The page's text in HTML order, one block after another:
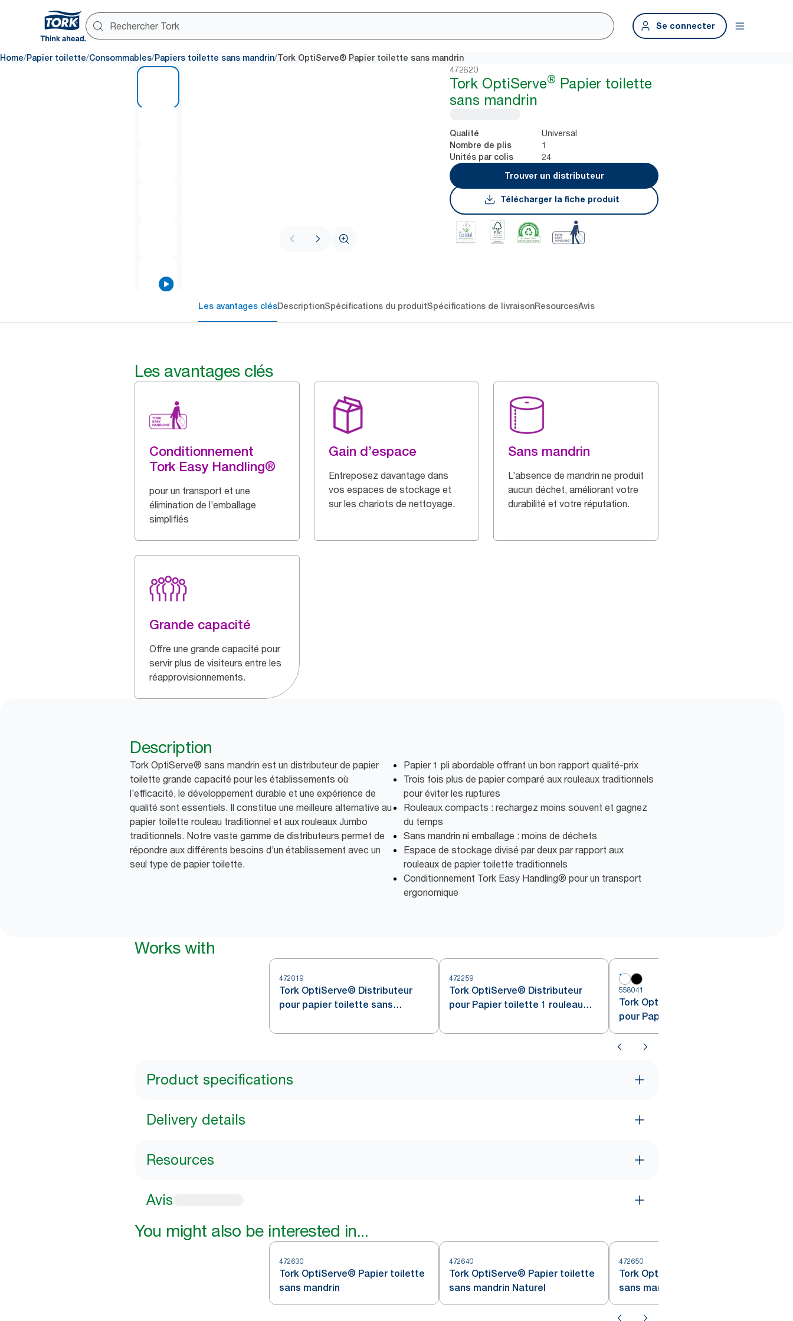
Se connecter
Home/Papier toilette/Consommables/Papiers toilette sans mandrin/Tork OptiServe® Papier toilette sans mandrin
472620
Tork OptiServe® Papier toilette
sans mandrin
Qualité Universal
Nombre de plis 1
Unités par colis
24
Trouver un distributeur
Télécharger la fiche produit
Les avantages clésDescriptionSpécifications du produitSpécifications de livraisonResourcesAvis
Les avantages clés
Conditionnement
Tork Easy Handling®
pour un transport et une
élimination de l’emballage
simplifiés
Gain d’espace
Entreposez davantage dans
vos espaces de stockage et
sur les chariots de nettoyage.
Sans mandrin
L’absence de mandrin ne produit
aucun déchet, améliorant votre
durabilité et votre réputation.
Grande capacité
Offre une grande capacité pour
servir plus de visiteurs entre les
réapprovisionnements.
Description
Tork OptiServe® sans mandrin est un distributeur de papier
toilette grande capacité pour les établissements où
l’efficacité, le développement durable et une expérience de
qualité sont essentiels. Il constitue une meilleure alternative au
papier toilette rouleau traditionnel et aux rouleaux Jumbo
traditionnels. Notre vaste gamme de distributeurs permet de
répondre aux différents besoins d’un établissement avec un
seul type de papier toilette.
Papier 1 pli abordable offrant un bon rapport qualité-prix
Trois fois plus de papier comparé aux rouleaux traditionnels
pour éviter les ruptures
Rouleaux compacts : rechargez moins souvent et gagnez
du temps
Sans mandrin ni emballage : moins de déchets
Espace de stockage divisé par deux par rapport aux
rouleaux de papier toilette traditionnels
Conditionnement Tork Easy Handling® pour un transport
ergonomique
Works with
472019
Tork OptiServe® Distributeur
pour papier toilette sans
472259
Tork OptiServe® Distributeur
pour Papier toilette 1 rouleau
inoxydable T7
558041
Tork OptiServe® Distributeur
pour Papier toilette 2 rouleaux
sans mandrin blanc T7
Product specifications
Delivery details
Resources
Avis
You might also be interested in...
472630
Tork OptiServe® Papier toilette
sans mandrin
472640
Tork OptiServe® Papier toilette
sans mandrin Naturel
472650
Tork OptiServe® Papier toilette
sans mandrin Extra Doux